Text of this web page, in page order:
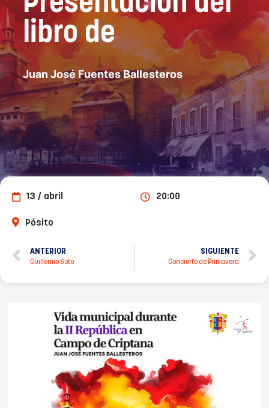
libro de
Juan José Fuentes Ballesteros
13 / abril 20:00
Pósito
ANTERIOR
Guillermo Soto
SIGUIENTE
Concierto de Primavera